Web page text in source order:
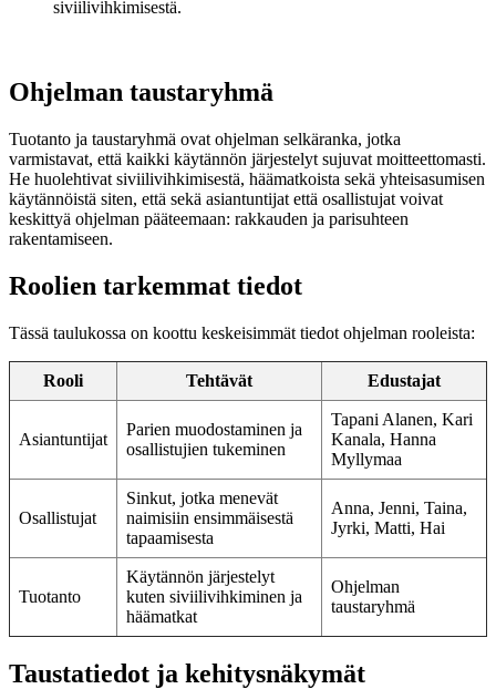
siviilivihkimisestä.
Ohjelman taustaryhmä
Tuotanto ja taustaryhmä ovat ohjelman selkäranka, jotka
varmistavat, että kaikki käytännön järjestelyt sujuvat moitteettomasti.
He huolehtivat siviilivihkimisestä, häämatkoista sekä yhteisasumisen
käytännöistä siten, että sekä asiantuntijat että osallistujat voivat
keskittyä ohjelman pääteemaan: rakkauden ja parisuhteen
rakentamiseen.
Roolien tarkemmat tiedot
Tässä taulukossa on koottu keskeisimmät tiedot ohjelman rooleista:
Rooli Tehtävät Edustajat
Asiantuntijat
Parien muodostaminen ja
osallistujien tukeminen
Tapani Alanen, Kari
Kanala, Hanna
Myllymaa
Osallistujat
Sinkut, jotka menevät
naimisiin ensimmäisestä
tapaamisesta
Anna, Jenni, Taina,
Jyrki, Matti, Hai
Tuotanto
Käytännön järjestelyt
kuten siviilivihkiminen ja
häämatkat
Ohjelman
taustaryhmä
Taustatiedot ja kehitysnäkymät